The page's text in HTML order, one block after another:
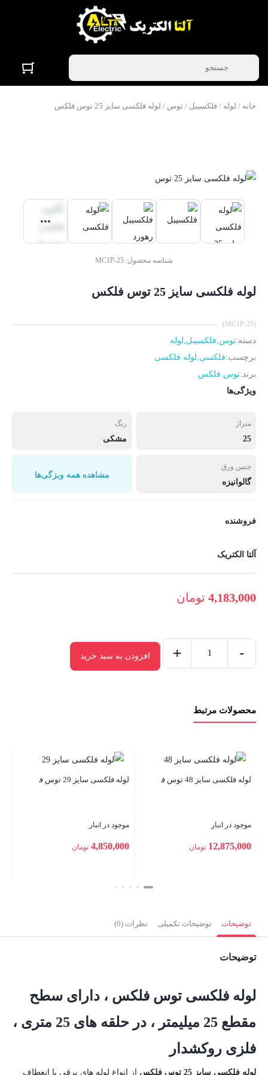
خانه / لوله / فلکسیبل / توس / لوله فلکسی سایز 25 توس فلکس
شناسه محصول: MC1P-25
لوله فلکسی سایز 25 توس فلکس
(MC1P-25)
دسته:توس,فلکسیبل,لوله
برچسب:فلکسی,لوله فلکسی
برند:توس فلکس
ویژگی‌ها
متراژ
25
رنگ
مشکی
جنس ورق
گالوانیزه
مشاهده همه ویژگی‌ها
فروشنده
آلتا الکتریک
4,183,000 تومان
25
عدد
-
+ افزودن به سبد خرید
محصولات مرتبط
لوله فلکسی سایز 29 توس فلکس
موجود در انبار
4,850,000
لوله فلکسی سایز 9 توس فلکس
موجود در انبار
1,575,000
توضیحات توضیحات تکمیلی نظرات (0)
توضیحات
لوله فلکسی توس فلکس ، دارای سطح
مقطع 25 میلیمتر ، در حلقه های 25 متری ،
فلزی روکشدار
لوله فلکسی سایز 25 توس فلکس از انواع لوله های برقی با انعطاف